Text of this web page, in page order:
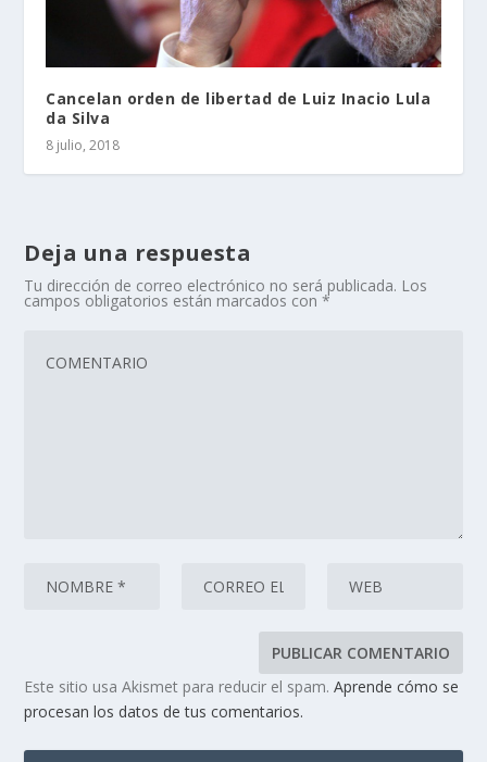
Cancelan orden de libertad de Luiz Inacio Lula
da Silva
8 julio, 2018
Deja una respuesta
Tu dirección de correo electrónico no será publicada. Los
campos obligatorios están marcados con*
Este sitio usa Akismet para reducir el spam.Aprende cómo se
procesan los datos de tus comentarios.